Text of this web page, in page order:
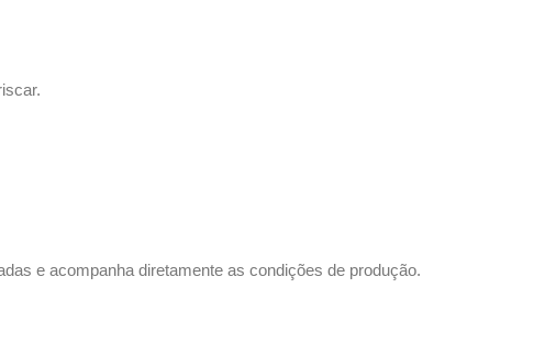
e acompanha diretamente as condições de produção.